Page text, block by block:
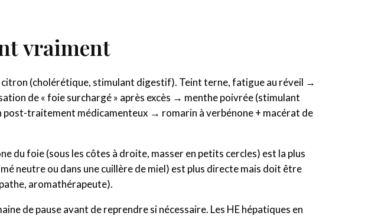
vraiment
(cholérétique, stimulant digestif). Teint terne, fatigue au réveil →
de « foie surchargé » après excès → menthe poivrée (stimulant
traitement médicamenteux → romarin à verbénone + macérat de
du foie (sous les côtes à droite, masser en petits cercles) est la plus
neutre ou dans une cuillère de miel) est plus directe mais doit être
aromathérapeute).
de pause avant de reprendre si nécessaire. Les HE hépatiques en